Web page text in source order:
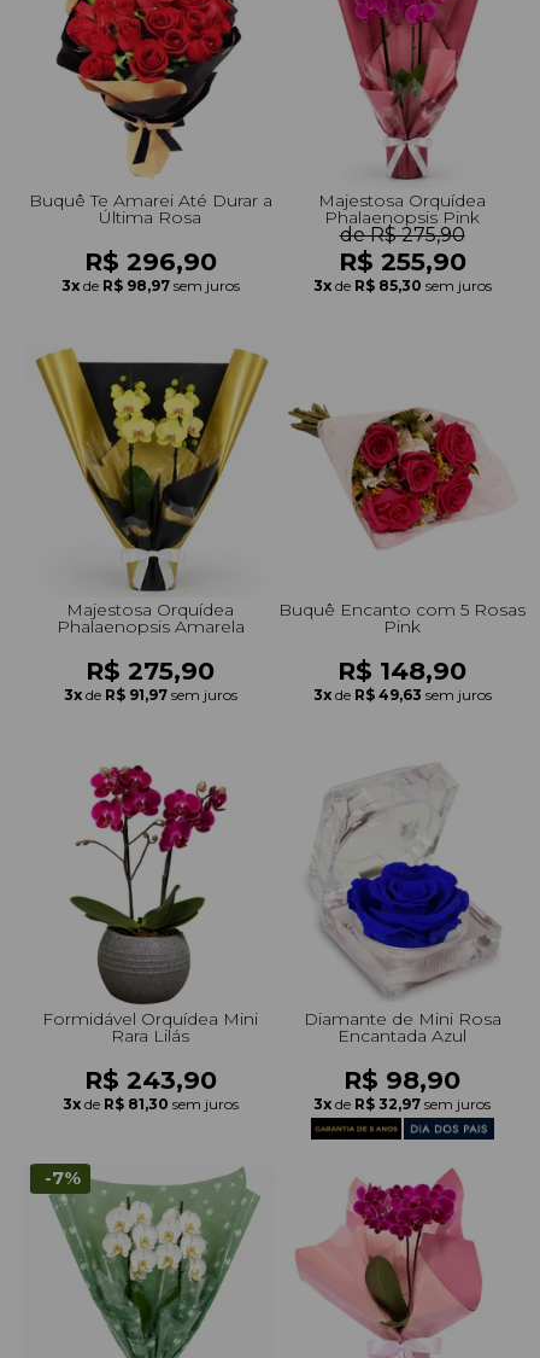
Buquê Te Amarei Até Durar a
Última Rosa
R$ 296,90
3x de R$ 98,97 sem juros
Majestosa Orquídea
Phalaenopsis Pink
de R$ 275,90
R$ 255,90
3x de R$ 85,30 sem juros
Majestosa Orquídea
Phalaenopsis Amarela
R$ 275,90
3x de R$ 91,97 sem juros
Buquê Encanto com 5 Rosas
Pink
R$ 148,90
3x de R$ 49,63 sem juros
Formidável Orquídea Mini
Rara Lilás
R$ 243,90
3x de R$ 81,30 sem juros
Diamante de Mini Rosa
Encantada Azul
R$ 98,90
3x de R$ 32,97 sem juros
-7%